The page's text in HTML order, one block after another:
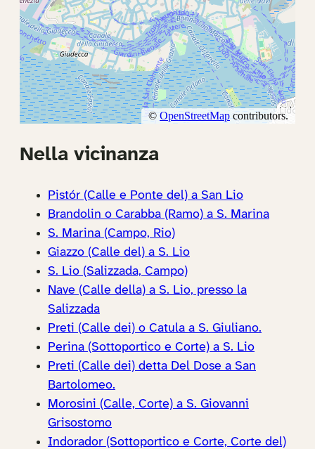
Nella vicinanza
Pistór (Calle e Ponte del) a San Lio
Brandolin o Carabba (Ramo) a S. Marina
S. Marina (Campo, Rio)
Giazzo (Calle del) a S. Lio
S. Lio (Salizzada, Campo)
Nave (Calle della) a S. Lio, presso la
Salizzada
Preti (Calle dei) o Catula a S. Giuliano.
Perina (Sottoportico e Corte) a S. Lio
Preti (Calle dei) detta Del Dose a San
Bartolomeo.
Morosini (Calle, Corte) a S. Giovanni
Grisostomo
Indorador (Sottoportico e Corte, Corte del)